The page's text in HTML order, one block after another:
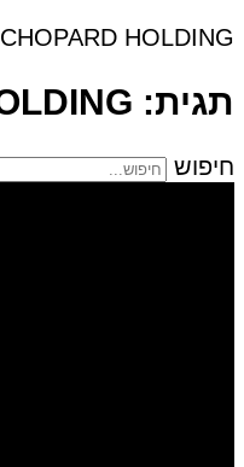
CHOPARD HOLDING
תגית: CHOPARD HOLDING
חיפוש